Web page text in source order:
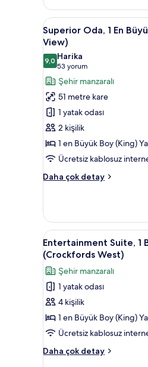
Büyük
(King)
Boy
Yatak,
Manzaralı
hakkında
daha
fazla
detay
Superior
Oda,
1
En
Büyük
(King)
Boy
Yatak
(Strip
View)
için
tüm
6
Superior Oda, 1 En
View)
9,09,0 / 10
Harika
53 yorum
(53
yorum)
Şehir manzaralı
51 metre kare
1 yatak odası
2 kişilik
1 en Büyük Boy (King)
Ücretsiz kablosuz
Daha çok detay
Superior
Büyük
(King)
Boy
Yatak
(Strip
View)
hakkında
daha
fazla
detay
Entertainment
Suite,
1
Bedroom,
City
View
(Crockfords
West)
için
tüm
2
Entertainment Suite, 1
(Crockfords West)
Şehir manzaralı
1 yatak odası
4 kişilik
1 en Büyük Boy (King)
Ücretsiz kablosuz
Daha çok detay
Entertainment